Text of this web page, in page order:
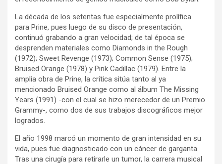
La década de los setentas fue especialmente prolífica
para Prine, pues luego de su disco de presentación,
continuó grabando a gran velocidad; de tal época se
desprenden materiales como Diamonds in the Rough
(1972); Sweet Revenge (1973); Common Sense (1975);
Bruised Orange (1978) y Pink Cadillac (1979). Entre la
amplia obra de Prine, la crítica sitúa tanto al ya
mencionado Bruised Orange como al álbum The Missing
Years (1991) -con el cual se hizo merecedor de un Premio
Grammy-, como dos de sus trabajos discográficos mejor
logrados.
El año 1998 marcó un momento de gran intensidad en su
vida, pues fue diagnosticado con un cáncer de garganta.
Tras una cirugía para retirarle un tumor, la carrera musical